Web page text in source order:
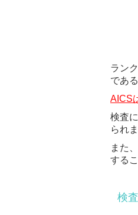
ラン
であ
AICS
検査
られま
また
する
検